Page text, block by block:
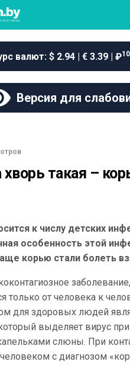
валют: $ 2.94 | € 3.39 | ₽
Версия для
хворь такая –
к числу детских
особенность этой
корью стали болеть
только от человека к
для здоровых людей
выделяет вирус при
слюны. При
с диагнозом